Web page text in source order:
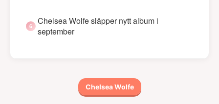
Chelsea Wolfe släpper nytt album i
september
Chelsea Wolfe